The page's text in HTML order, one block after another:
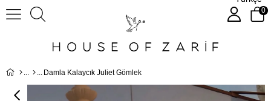
0
Damla Kalaycık Juliet Gömlek